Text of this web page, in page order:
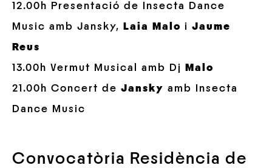
12.00h Presentació de Insecta Dance
Music amb Jansky,
Laia Malo i Jaume
Reus
13.00h Vermut Musical amb Dj
Malo
21.00h Concert de Jansky amb Insecta
Dance Music
Convocatòria Residència de